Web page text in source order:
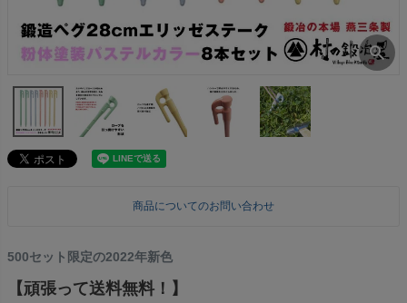
商品についてのお問い合わせ
500セット限定の2022年新色
【頑張って送料無料！】